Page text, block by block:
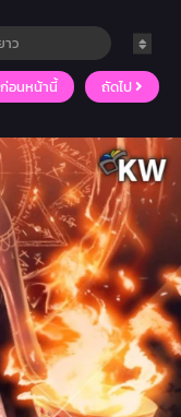
ก่อนหน้านี้ ถัดไป